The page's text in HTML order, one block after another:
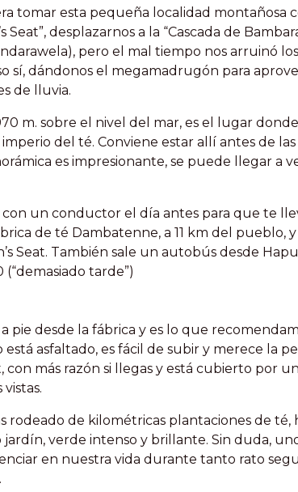
tomar esta pequeña localidad montañosa
Seat”, desplazarnos a la “Cascada de
pero el mal tiempo nos arruinó
sí, dándonos el megamadrugón para
de lluvia.
m. sobre el nivel del mar, es el lugar
del té. Conviene estar allí antes de las
es impresionante, se puede llegar a
con un conductor el día antes para que te
de té Dambatenne, a 11 km del pueblo,
Seat. También sale un autobús desde
(“demasiado tarde”)
pie desde la fábrica y es lo que
está asfaltado, es fácil de subir y merece la
con más razón si llegas y está cubierto por
rodeado de kilométricas plantaciones de té,
verde intenso y brillante. Sin duda,
en nuestra vida durante tanto rato